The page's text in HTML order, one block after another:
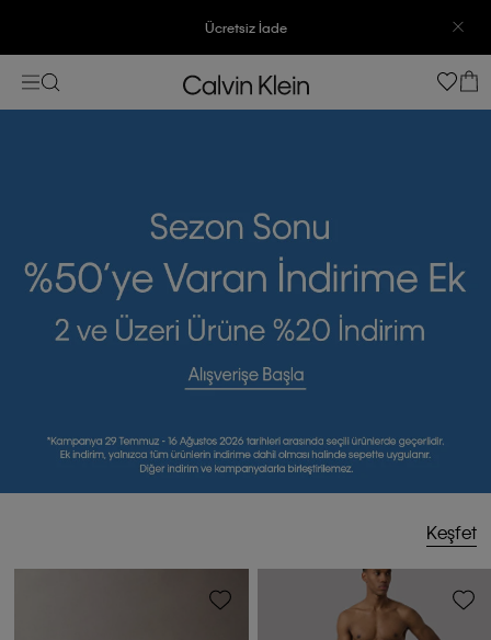
3500 TL Üzeri Ücretsiz Kargo
7500 TL Ve Üzeri Alışverişlerinizde 6 Taksit İmkanı
Keşfet